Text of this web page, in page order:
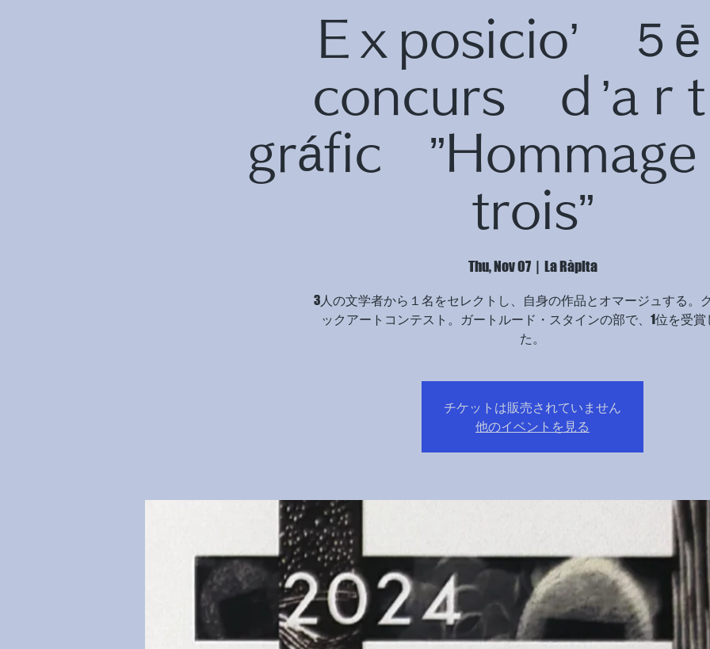
Eｘposicio’ ５
concurs ｄ’a
gráfic
trois”
Thu, Nov 07
  |
La Ràpita
3人の文学者から１名をセレクトし、自身の作品とオマージュする。
ックアートコンテスト。ガートルード・スタインの部で、1位を受賞
た。
チケットは販売されていません
他のイベントを見る